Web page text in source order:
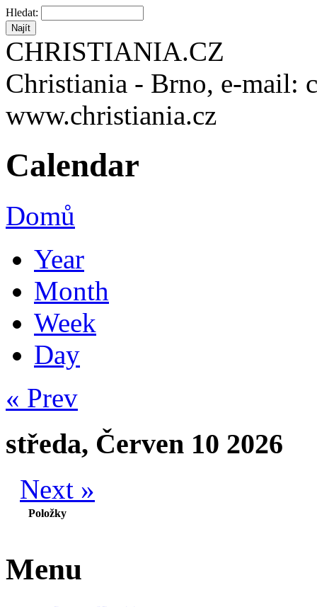
Hledat:
CHRISTIANIA.CZ
Christiania - Brno, e-mail:
www.christiania.cz
Calendar
Domů
Year
Month
Week
Day
« Prev
středa, Červen 10 2026
Next »
Položky
Menu